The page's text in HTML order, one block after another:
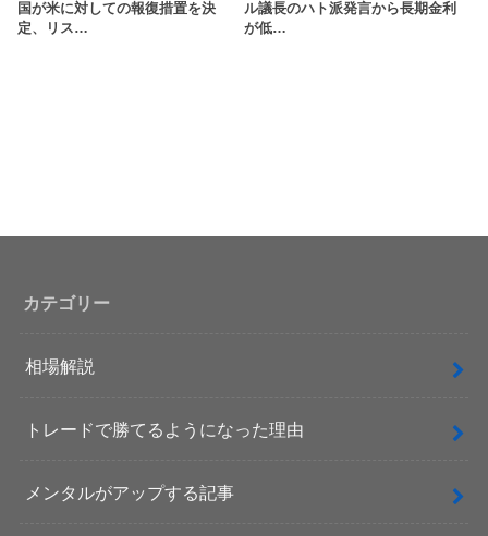
国が米に対しての報復措置を決
定、リス…
ル議長のハト派発言から長期金利
が低…
カテゴリー
相場解説
トレードで勝てるようになった理由
メンタルがアップする記事